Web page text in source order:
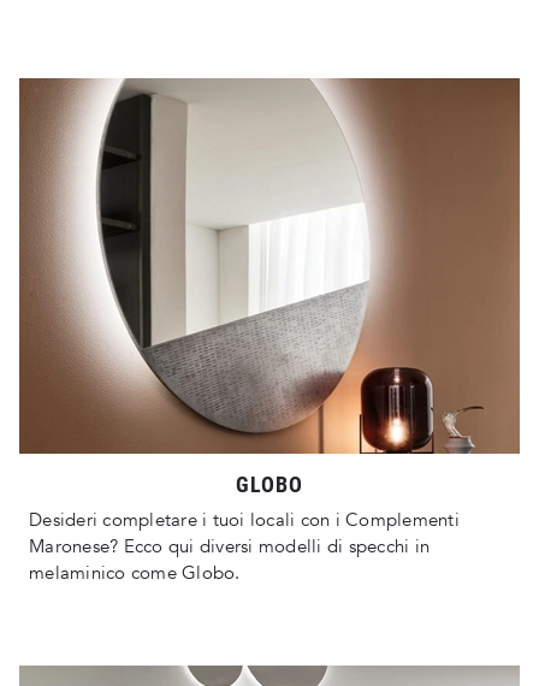
GLOBO
Desideri completare i tuoi locali con i Complementi
Maronese? Ecco qui diversi modelli di specchi in
melaminico come Globo.